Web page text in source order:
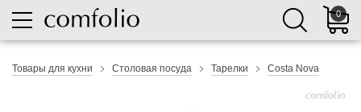
0
Товары для кухни Столовая посуда Тарелки Costa Nova